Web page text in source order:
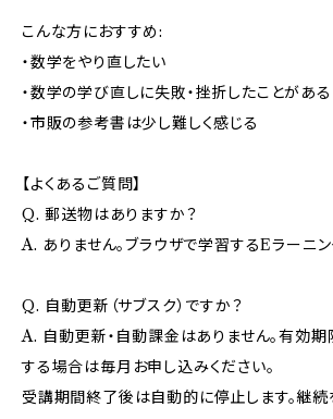
こんな方におすすめ:
・数学をやり直したい
・数学の学び直しに失敗・挫折したことがある
・市販の参考書は少し難しく感じる
【よくあるご質問】
Q. 郵送物はありますか？
A. ありません。ブラウザで学習するEラーニン
Q. 自動更新（サブスク）ですか？
A. 自動更新・自動課金はありません。有効
する場合は毎月お申し込みください。
受講期間終了後は自動的に停止します。継